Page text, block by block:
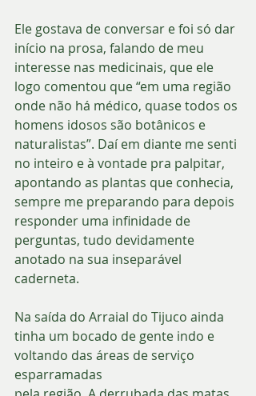
Ele gostava de conversar e foi só dar
início na prosa, falando de meu
interesse nas medicinais, que ele
logo comentou que “em uma região
onde não há médico, quase todos os
homens idosos são botânicos e
naturalistas”. Daí em diante me senti
no inteiro e à vontade pra palpitar,
apontando as plantas que conhecia,
sempre me preparando para depois
responder uma infinidade de
perguntas, tudo devidamente
anotado na sua inseparável
caderneta.
Na saída do Arraial do Tijuco ainda
tinha um bocado de gente indo e
voltando das áreas de serviço
esparramadas